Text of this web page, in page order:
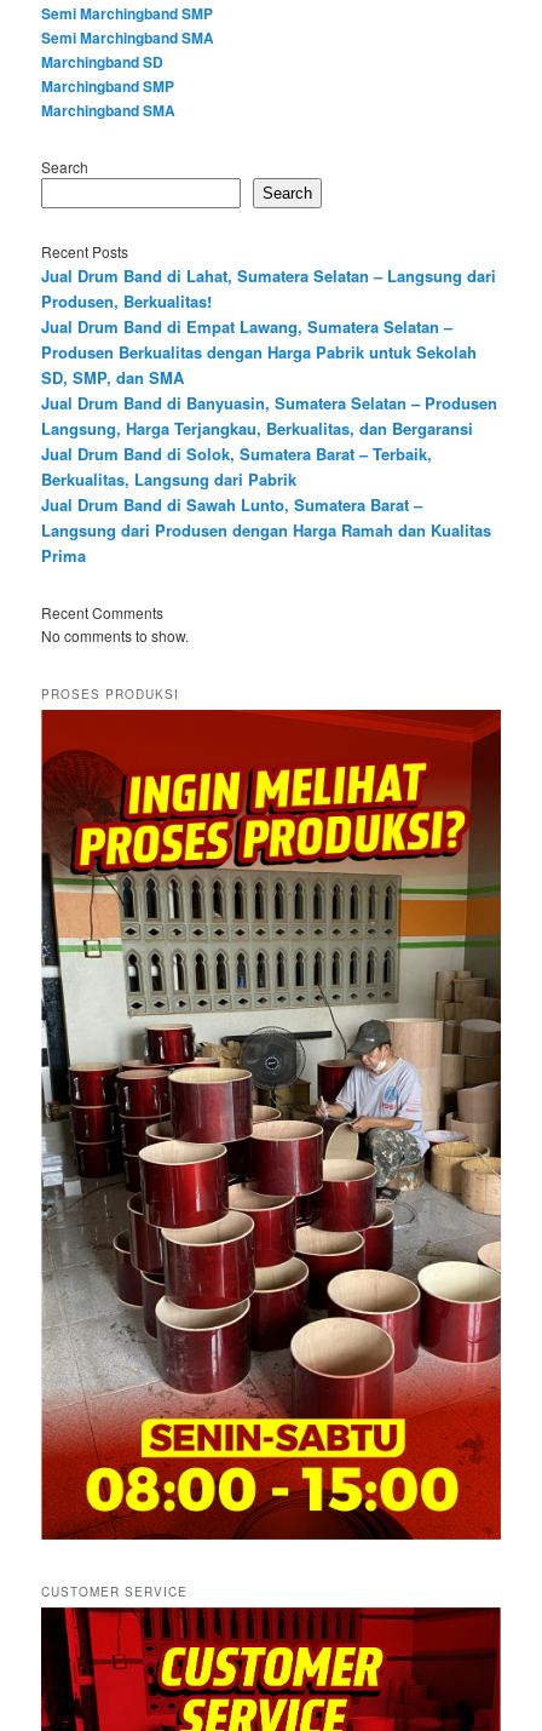
Semi Marchingband SMP
Semi Marchingband SMA
Marchingband SD
Marchingband SMP
Marchingband SMA
Search
Search
Recent Posts
Jual Drum Band di Lahat, Sumatera Selatan – Langsung dari
Produsen, Berkualitas!
Jual Drum Band di Empat Lawang, Sumatera Selatan –
Produsen Berkualitas dengan Harga Pabrik untuk Sekolah
SD, SMP, dan SMA
Jual Drum Band di Banyuasin, Sumatera Selatan – Produsen
Langsung, Harga Terjangkau, Berkualitas, dan Bergaransi
Jual Drum Band di Solok, Sumatera Barat – Terbaik,
Berkualitas, Langsung dari Pabrik
Jual Drum Band di Sawah Lunto, Sumatera Barat –
Langsung dari Produsen dengan Harga Ramah dan Kualitas
Prima
Recent Comments
No comments to show.
PROSES PRODUKSI
CUSTOMER SERVICE